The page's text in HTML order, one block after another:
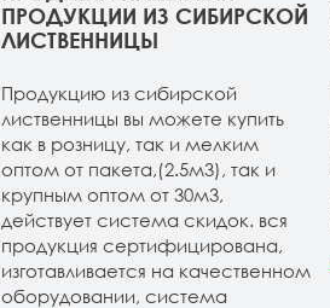
ПРОДУКЦИИ ИЗ СИБИРСКОЙ
ЛИСТВЕННИЦЫ
Продукцию из сибирской
лиственницы вы можете купить
как в розницу, так и мелким
оптом от пакета,(2.5м3), так и
крупным оптом от 30м3,
действует система скидок. вся
продукция сертифицирована,
изготавливается на качественном
оборудовании, система